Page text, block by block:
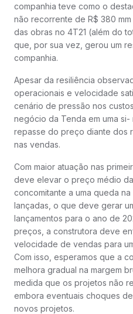
companhia teve como o
não recorrente de R$ 380
das obras no 4T21 (além do
que, por sua vez, gerou um
companhia.
Apesar da resiliência
operacionais e velocidade
cenário de pressão nos
negócio da Tenda em uma
repasse do preço diante dos
nas vendas.
Com maior atuação nas
deve elevar o preço médio
concomitante a uma queda
lançadas, o que deve gerar
lançamentos para o ano de
preços, a construtora deve
velocidade de vendas para
Com isso, esperamos que a
melhora gradual na margem
medida que os projetos não
embora eventuais choques
novos projetos.